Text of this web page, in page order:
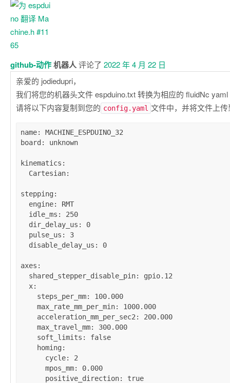
github-动作机器人评论了 2022 年 4 月 22 日
亲爱的 jodiedupri，
我们将您的机器头文件 espduino.txt 转换为相应的 fluidNc
请将以下内容复制到您的 config.yaml 文件中，并将文件上
name: MACHINE_ESPDUINO_32
board : unknown
kinematics :
Cartesian:
stepping :
engine: RMT
idle_ms : 250
dir_delay_us : 0
pulse_us : 3
disable_delay_us : 0
axes :
shared_stepper_disable_pin: gpio.12
x:
steps_per_mm: 100.000
max_rate_mm_per_min: 1000.000
acceleration_mm_per_sec2 : 200.000
max_travel_mm: 300.000
soft_limits : false
homing :
cycle: 2
mpos_mm: 0.000
positive_direction: true